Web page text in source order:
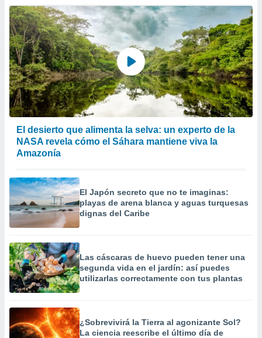
El desierto que alimenta la selva: un experto de la
NASA revela cómo el Sáhara mantiene viva la
Amazonía
El Japón secreto que no te imaginas:
playas de arena blanca y aguas turquesas
dignas del Caribe
Las cáscaras de huevo pueden tener una
segunda vida en el jardín: así puedes
utilizarlas correctamente con tus plantas
¿Sobrevivirá la Tierra al agonizante Sol?
La ciencia reescribe el último día de